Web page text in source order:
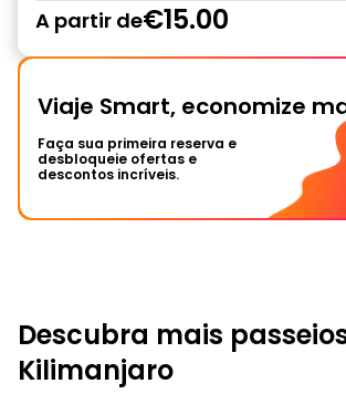
A partir de€15.00
Viaje Smart, economize
Faça sua primeira reserva e
desbloqueie ofertas e
descontos incríveis.
Descubra mais
Kilimanjaro